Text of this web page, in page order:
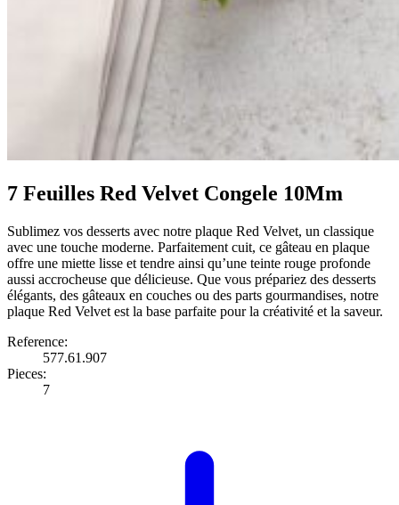
7 Feuilles Red Velvet Congele 10Mm
Sublimez vos desserts avec notre plaque Red Velvet, un classique
avec une touche moderne. Parfaitement cuit, ce gâteau en plaque
offre une miette lisse et tendre ainsi qu’une teinte rouge profonde
aussi accrocheuse que délicieuse. Que vous prépariez des desserts
élégants, des gâteaux en couches ou des parts gourmandises, notre
plaque Red Velvet est la base parfaite pour la créativité et la saveur.
Reference:
577.61.907
Pieces:
7